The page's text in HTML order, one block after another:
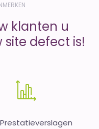
klanten u
defect is!
Prestatieverslagen